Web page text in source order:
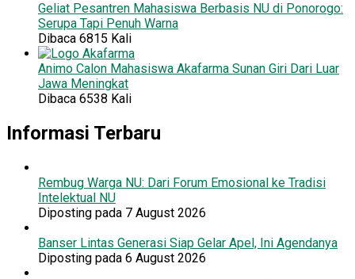
Geliat Pesantren Mahasiswa Berbasis NU di Ponorogo:
Serupa Tapi Penuh Warna
Dibaca 6815 Kali
Animo Calon Mahasiswa Akafarma Sunan Giri Dari Luar
Jawa Meningkat
Dibaca 6538 Kali
Informasi Terbaru
Rembug Warga NU: Dari Forum Emosional ke Tradisi
Intelektual NU
Diposting pada 7 August 2026
Banser Lintas Generasi Siap Gelar Apel, Ini Agendanya
Diposting pada 6 August 2026